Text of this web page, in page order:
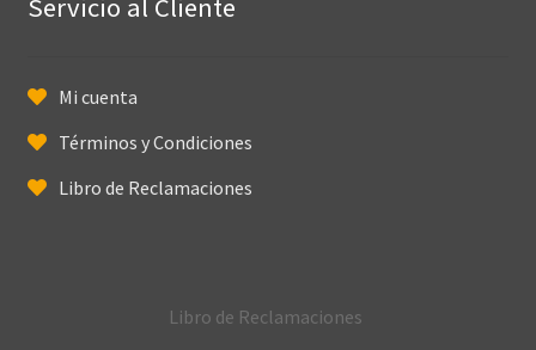
Servicio al Cliente
Mi cuenta
Términos y Condiciones
Libro de Reclamaciones
Libro de Reclamaciones